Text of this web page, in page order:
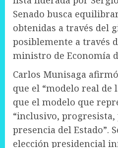
Senado busca
obtenidas a través del
posiblemente a través
ministro de Economía
Carlos Munisaga
que el “modelo real de
que el modelo que
“inclusivo,
presencia del Estado”.
elección presidencial